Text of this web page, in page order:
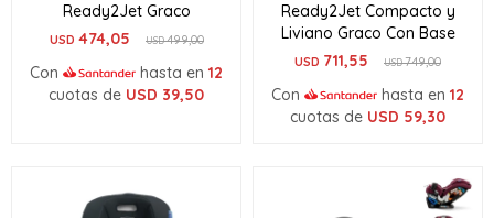
Ready2Jet Graco
USD 474,05 USD499,00
Con hasta en 12
cuotas de USD 39,50
Ready2Jet Compacto y
Liviano Graco Con Base
USD 711,55 USD749,00
Con hasta en 12
cuotas de USD 59,30